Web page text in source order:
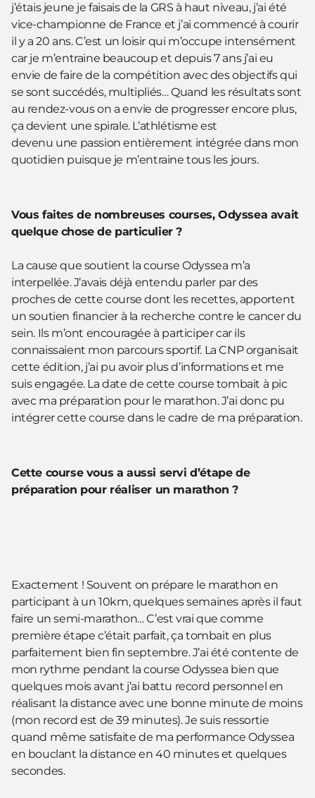
j’étais jeune je faisais de la GRS à haut niveau, j’ai été
vice-championne de France et j’ai commencé à courir
il y a 20 ans. C’est un loisir qui m’occupe intensément
car je m’entraine beaucoup et depuis 7 ans j’ai eu
envie de faire de la compétition avec des objectifs qui
se sont succédés, multipliés… Quand les résultats sont
au rendez-vous on a envie de progresser encore plus,
ça devient une spirale. L’athlétisme est
devenu une passion entièrement intégrée dans mon
quotidien puisque je m’entraine tous les jours.
Vous faites de nombreuses courses, Odyssea avait
quelque chose de particulier ?
La cause que soutient la course Odyssea m’a
interpellée. J’avais déjà entendu parler par des
proches de cette course dont les recettes, apportent
un soutien financier à la recherche contre le cancer du
sein. Ils m’ont encouragée à participer car ils
connaissaient mon parcours sportif. La CNP organisait
cette édition, j’ai pu avoir plus d’informations et me
suis engagée. La date de cette course tombait à pic
avec ma préparation pour le marathon. J’ai donc pu
intégrer cette course dans le cadre de ma préparation.
Cette course vous a aussi servi d’étape de
préparation pour réaliser un marathon ?
Exactement ! Souvent on prépare le marathon en
participant à un 10km, quelques semaines après il faut
faire un semi-marathon… C’est vrai que comme
première étape c’était parfait, ça tombait en plus
parfaitement bien fin septembre. J’ai été contente de
mon rythme pendant la course Odyssea bien que
quelques mois avant j’ai battu record personnel en
réalisant la distance avec une bonne minute de moins
(mon record est de 39 minutes). Je suis ressortie
quand même satisfaite de ma performance Odyssea
en bouclant la distance en 40 minutes et quelques
secondes.